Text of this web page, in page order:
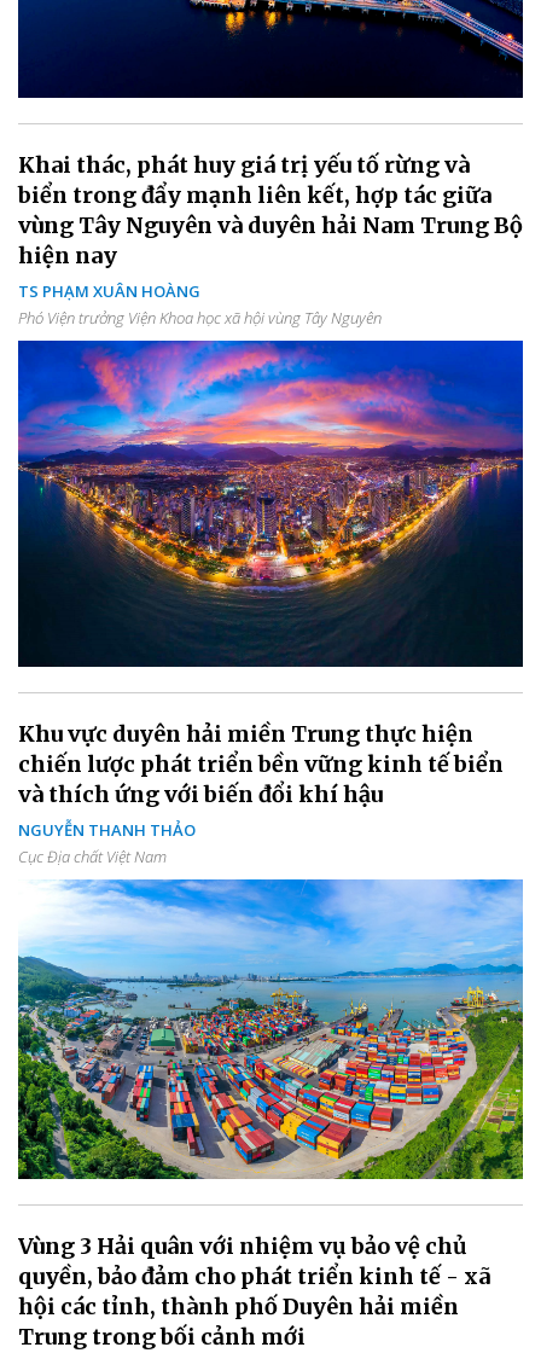
Khai thác, phát huy giá trị yếu tố rừng và
biển trong đẩy mạnh liên kết, hợp tác giữa
vùng Tây Nguyên và duyên hải Nam Trung Bộ
hiện nay
TS PHẠM XUÂN HOÀNG
Phó Viện trưởng Viện Khoa học xã hội vùng Tây Nguyên
Khu vực duyên hải miền Trung thực hiện
chiến lược phát triển bền vững kinh tế biển
và thích ứng với biến đổi khí hậu
NGUYỄN THANH THẢO
Cục Địa chất Việt Nam
Vùng 3 Hải quân với nhiệm vụ bảo vệ chủ
quyền, bảo đảm cho phát triển kinh tế - xã
hội các tỉnh, thành phố Duyên hải miền
Trung trong bối cảnh mới